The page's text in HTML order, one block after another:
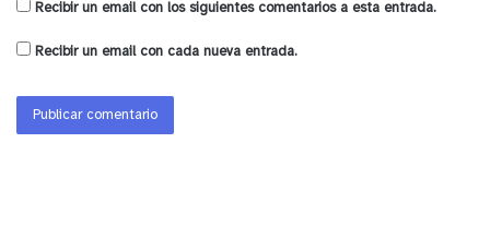
Recibir un email con los siguientes comentarios a esta entrada.
Recibir un email con cada nueva entrada.